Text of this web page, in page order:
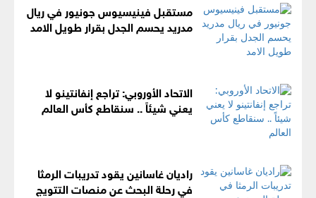
مستقبل فينيسيوس جونيور في ريال
مدريد يحسم الجدل بقرار طويل الامد
الاتحاد الأوروبي: تراجع إنفانتينو لا
يعني شيئاً .. سنقاطع كأس العالم
راديان غاسانين يقود تدريبات الرمثا
في رحلة البحث عن منصات التتويج